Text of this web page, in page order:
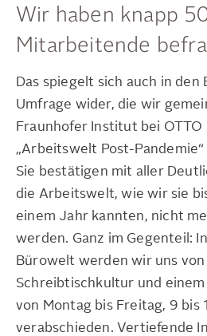
Wir haben knapp
Mitarbeitende
Das spiegelt sich auch in
Umfrage wider, die wir
Fraunhofer Institut bei OTTO
„Arbeitswelt Post-
Sie bestätigen mit aller
die Arbeitswelt, wie wir sie
einem Jahr kannten, nicht
werden. Ganz im Gegenteil:
Bürowelt werden wir uns
Schreibtischkultur und
von Montag bis Freitag, 9 bis
verabschieden. Vertiefende